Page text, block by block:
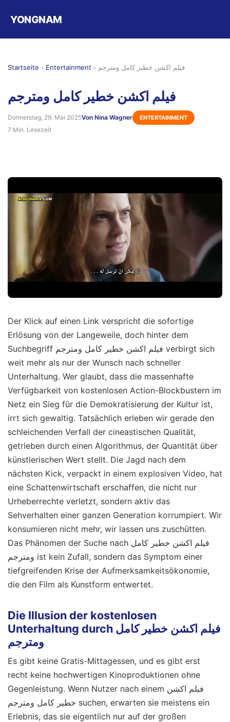
YONGNAM
Startseite › Entertainment › فيلم اكشن خطير كامل ومترجم
فيلم اكشن خطير كامل ومترجم
Donnerstag, 29. Mai 2025Von Nina Wagner ENTERTAINMENT
7 Min. Lesezeit
Der Klick auf einen Link verspricht die sofortige
Erlösung von der Langeweile, doch hinter dem
Suchbegriff فيلم اكشن خطير كامل ومترجم verbirgt sich
weit mehr als nur der Wunsch nach schneller
Unterhaltung. Wer glaubt, dass die massenhafte
Verfügbarkeit von kostenlosen Action-Blockbustern im
Netz ein Sieg für die Demokratisierung der Kultur ist,
irrt sich gewaltig. Tatsächlich erleben wir gerade den
schleichenden Verfall der cineastischen Qualität,
getrieben durch einen Algorithmus, der Quantität über
künstlerischen Wert stellt. Die Jagd nach dem
nächsten Kick, verpackt in einem explosiven Video, hat
eine Schattenwirtschaft erschaffen, die nicht nur
Urheberrechte verletzt, sondern aktiv das
Sehverhalten einer ganzen Generation korrumpiert. Wir
konsumieren nicht mehr, wir lassen uns zuschütten.
Das Phänomen der Suche nach فيلم اكشن خطير كامل
ومترجم ist kein Zufall, sondern das Symptom einer
tiefgreifenden Krise der Aufmerksamkeitsökonomie,
die den Film als Kunstform entwertet.
Die Illusion der kostenlosen
Unterhaltung durch فيلم اكشن خطير كامل
ومترجم
Es gibt keine Gratis-Mittagessen, und es gibt erst
recht keine hochwertigen Kinoproduktionen ohne
Gegenleistung. Wenn Nutzer nach einem فيلم اكشن
خطير كامل ومترجم suchen, erwarten sie meistens ein
Erlebnis, das sie eigentlich nur auf der großen